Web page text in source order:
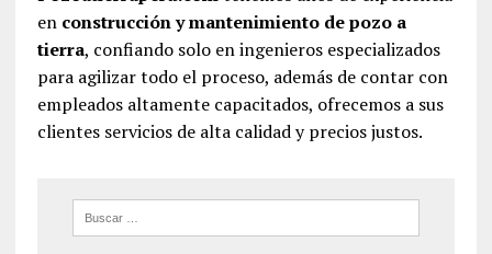
en construcción y mantenimiento de pozo a
tierra, confiando solo en ingenieros especializados
para agilizar todo el proceso, además de contar con
empleados altamente capacitados, ofrecemos a sus
clientes servicios de alta calidad y precios justos.